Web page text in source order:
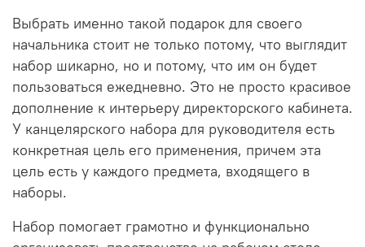
Выбрать именно такой подарок для своего
начальника стоит не только потому, что выглядит
набор шикарно, но и потому, что им он будет
пользоваться ежедневно. Это не просто красивое
дополнение к интерьеру директорского кабинета.
У канцелярского набора для руководителя есть
конкретная цель его применения, причем эта
цель есть у каждого предмета, входящего в
наборы.
Набор помогает грамотно и функционально